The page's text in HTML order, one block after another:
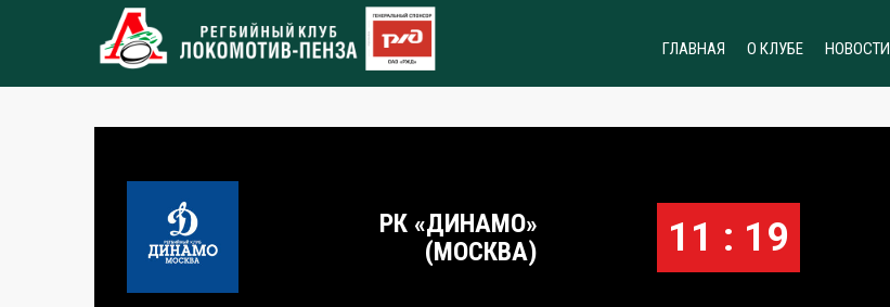
ГЛАВНАЯ О КЛУБЕ НОВОСТИ
РК «ДИНАМО»
(МОСКВА)
11 : 19